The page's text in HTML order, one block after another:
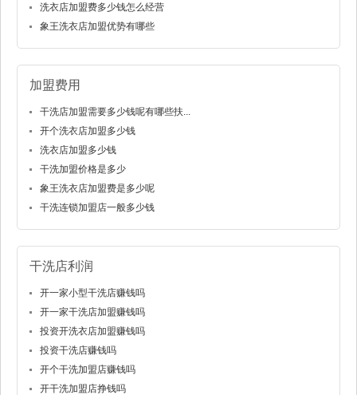
洗衣店加盟费多少钱怎么经营
象王洗衣店加盟优势有哪些
加盟费用
干洗店加盟需要多少钱呢有哪些扶...
开个洗衣店加盟多少钱
洗衣店加盟多少钱
干洗加盟价格是多少
象王洗衣店加盟费是多少呢
干洗连锁加盟店一般多少钱
干洗店利润
开一家小型干洗店赚钱吗
开一家干洗店加盟赚钱吗
投资开洗衣店加盟赚钱吗
投资干洗店赚钱吗
开个干洗加盟店赚钱吗
开干洗加盟店挣钱吗